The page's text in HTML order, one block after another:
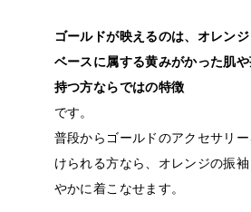
ゴールドが映えるのは、オレン
ベースに属する黄みがかった肌
持つ方ならではの特徴
です。
普段からゴールドのアクセサリ
けられる方なら、オレンジの振
やかに着こなせます。